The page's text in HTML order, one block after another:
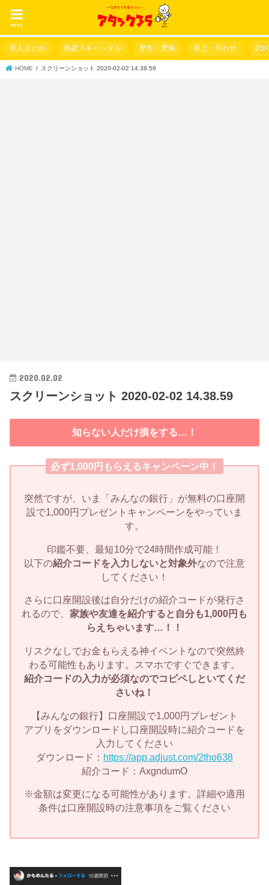
menu
美人まとめ 熱愛スキャンダル 整形・豊胸 炎上・匂わせ 顔
HOME スクリーンショット 2020-02-02 14.38.59
2020.02.02
スクリーンショット 2020-02-02 14.38.59
知らない人だけ損をする…！
必ず1,000円もらえるキャンペーン中！
突然ですが、いま「みんなの銀行」が無料の口座開
設で1,000円プレゼントキャンペーンをやっていま
す。
印鑑不要、最短10分で24時間作成可能！
以下の紹介コードを入力しないと対象外なので注意
してください！
さらに口座開設後は自分だけの紹介コードが発行さ
れるので、 家族や友達を紹介すると自分も1,000円も
らえちゃいます…！！
リスクなしでお金もらえる神イベントなので突然終
わる可能性もあります。スマホですぐできます。
紹介コードの入力が必須なのでコピペしといてくだ
さいね！
【みんなの銀行】口座開設で1,000円プレゼント
アプリをダウンロードし口座開設時に紹介コードを
入力してください
ダウンロード： https://app.adjust.com/2tho638
紹介コード：AxgndumO
※金額は変更になる可能性があります。詳細や適用
条件は口座開設時の注意事項をご覧ください